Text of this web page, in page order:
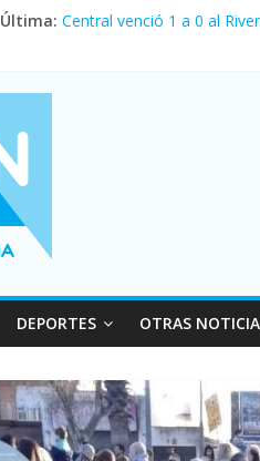
Última: Central venció 1 a 0 al
Vacaciones de invierno
Fuerte caída de la venta
DEPORTES OTRAS